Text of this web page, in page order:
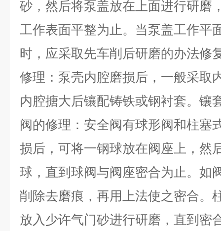
砂，然后将泵盖放在上面进行研磨
工作表面平整为止。当泵盖工作平
时，应采取先车削后研磨的办法修
修理：泵壳内腔磨损后，一般采取
内腔搪大后镶配铸铁或钢衬套。镶
阀的修理：安全阀有球形阀和柱塞
损后，可将一钢球放在阀座上，然
球，直到球阀与阀座密合为止。如
削除去磨痕，再用上法使之密合。
放入少许气门砂进行研磨，直到密